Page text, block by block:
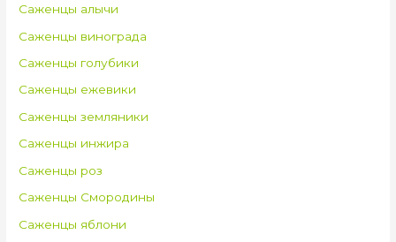
Саженцы алычи
Саженцы винограда
Саженцы голубики
Саженцы ежевики
Саженцы земляники
Саженцы инжира
Саженцы роз
Саженцы Смородины
Саженцы яблони